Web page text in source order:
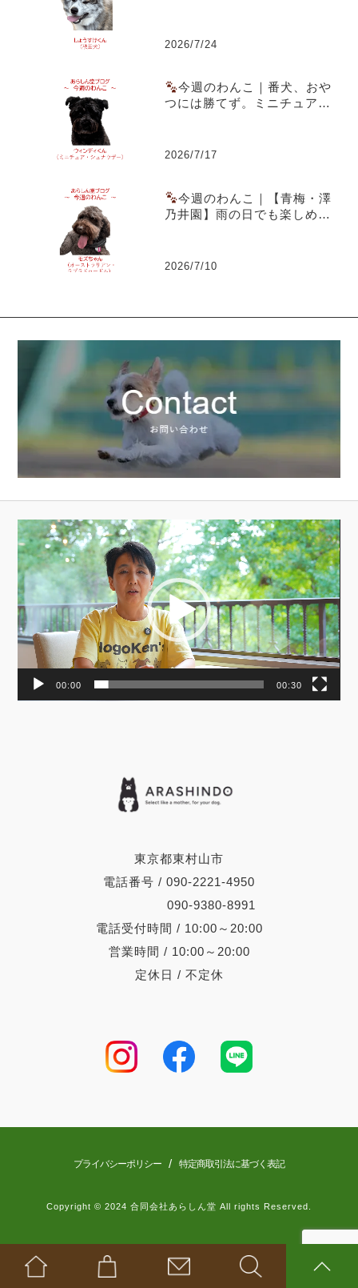
2026/7/24
今週のわんこ｜番犬、おや
つには勝てず。ミニチュア・
2026/7/17
今週のわんこ｜【青梅・澤
乃井園】雨の日でも楽しめる
2026/7/10
東京都東村山市
電話番号 / 090-2221-4950
090-9380-8991
電話受付時間 / 10:00～20:00
営業時間 / 10:00～20:00
定休日 / 不定休
動
画
プ
レ
ー
ヤ
ー
00:00 00:30
プライバシーポリシー / 特定商取引法に基づく表記
Copyright © 2024 合同会社あらしん堂 All rights Reserved.